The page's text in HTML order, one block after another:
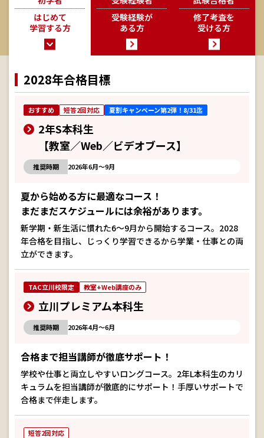
はじめて
学習する方
受験経験が
ある方
修了考査を
受ける方
2028年合格目標
おすすめ 短答2回対応 夏割キャンペーン第2弾！8/31迄
2年S本科生
【教室／Web／ビデオブース】
推奨時期 2026年6月～9月
夏から始める方に最適なコース！
まだまだスケジュールには余裕があります。
新学期・新生活に慣れた6～9月から開始するコース。2028
年合格を目指し、じっくり学習できるから学業・仕事との両
立ができます。
TAC立川校限定 教室+Web講座のみ
立川プレミアム本科生
推奨時期 2026年4月～6月
合格まで担当講師が徹底サポート！
学校や仕事と両立しやすいロングコース。2年L本科生のカリ
キュラムを担当講師が徹底的にサポート！手厚いサポートで
合格まで伴走します。
短答2回対応